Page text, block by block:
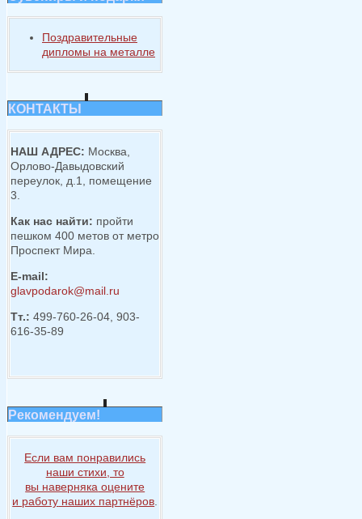
Поздравительные
дипломы на металле
КОНТАКТЫ
НАШ АДРЕС: Москва,
Орлово-Давыдовский
переулок, д.1, помещение
3.
Как нас найти: пройти
пешком 400 метов от метро
Проспект Мира.
E-mail:
glavpodarok@mail.ru
Тт.: 499-760-26-04, 903-
616-35-89
Рекомендуем!
Если вам понравились
наши стихи, то
вы наверняка оцените
и работу наших партнёров